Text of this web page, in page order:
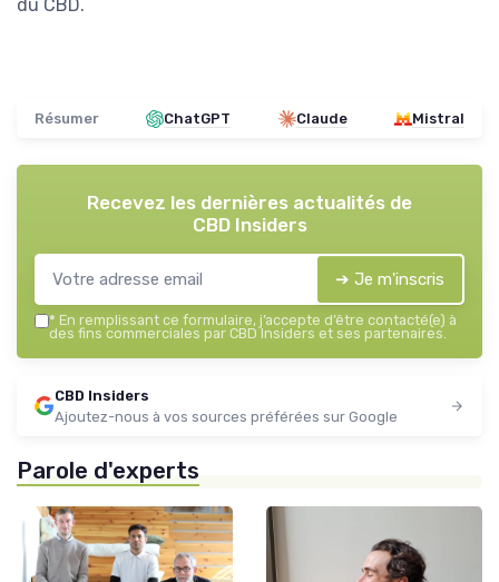
du CBD.
Résumer ChatGPT Claude Mistral
Recevez les dernières actualités de
CBD Insiders
➔ Je m'inscris
* En remplissant ce formulaire, j’accepte d’être contacté(e) à
des fins commerciales par CBD Insiders et ses partenaires.
CBD Insiders
Ajoutez-nous à vos sources préférées sur Google
Parole d'experts